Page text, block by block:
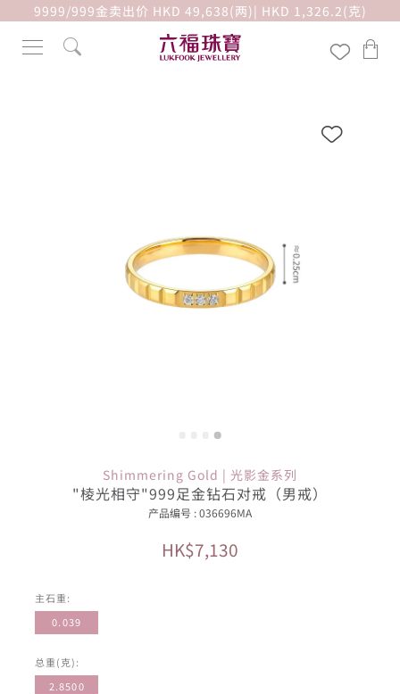
9999/999金卖出价 HKD 49,638(两)| HKD 1,326.2(克)
Shimmering Gold | 光影金系列
"棱光相守"999足金钻石对戒（男戒）
产品编号 : 036696MA
HK$7,130
主石重:
0.039
总重(克):
2.8500